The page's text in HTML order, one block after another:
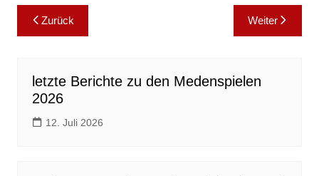
Beitragsnavigation
Zurück Weiter
letzte Berichte zu den Medenspielen
2026
12. Juli 2026